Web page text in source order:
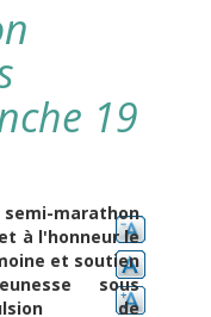
19
marathon
à l'honneur le
et soutien
sous
de